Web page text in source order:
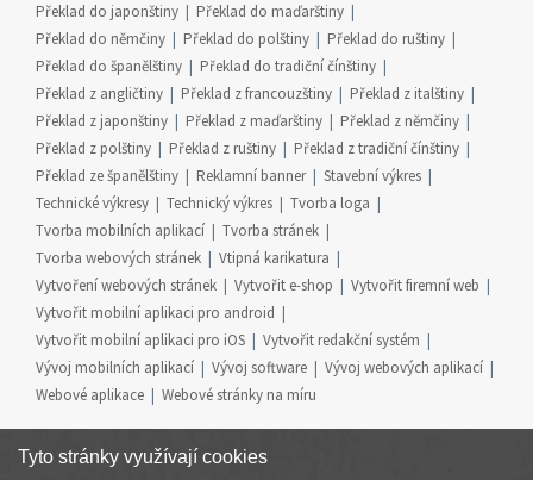
Překlad do japonštiny
Překlad do maďarštiny
Překlad do němčiny
Překlad do polštiny
Překlad do ruštiny
Překlad do španělštiny
Překlad do tradiční čínštiny
Překlad z angličtiny
Překlad z francouzštiny
Překlad z italštiny
Překlad z japonštiny
Překlad z maďarštiny
Překlad z němčiny
Překlad z polštiny
Překlad z ruštiny
Překlad z tradiční čínštiny
Překlad ze španělštiny
Reklamní banner
Stavební výkres
Technické výkresy
Technický výkres
Tvorba loga
Tvorba mobilních aplikací
Tvorba stránek
Tvorba webových stránek
Vtipná karikatura
Vytvoření webových stránek
Vytvořit e-shop
Vytvořit firemní web
Vytvořit mobilní aplikaci pro android
Vytvořit mobilní aplikaci pro iOS
Vytvořit redakční systém
Vývoj mobilních aplikací
Vývoj software
Vývoj webových aplikací
Webové aplikace
Webové stránky na míru
Tyto stránky využívají cookies